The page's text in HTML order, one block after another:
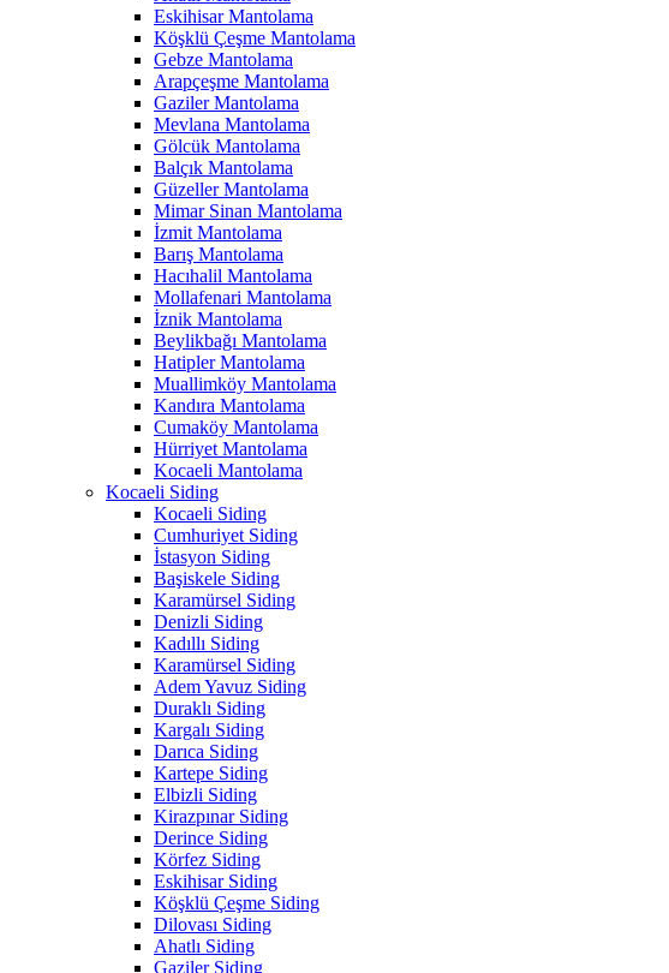
Eskihisar Mantolama
Köşklü Çeşme Mantolama
Gebze Mantolama
Arapçeşme Mantolama
Gaziler Mantolama
Mevlana Mantolama
Gölcük Mantolama
Balçık Mantolama
Güzeller Mantolama
Mimar Sinan Mantolama
İzmit Mantolama
Barış Mantolama
Hacıhalil Mantolama
Mollafenari Mantolama
İznik Mantolama
Beylikbağı Mantolama
Hatipler Mantolama
Muallimköy Mantolama
Kandıra Mantolama
Cumaköy Mantolama
Hürriyet Mantolama
Kocaeli Mantolama
Kocaeli Siding
Kocaeli Siding
Cumhuriyet Siding
İstasyon Siding
Başiskele Siding
Karamürsel Siding
Denizli Siding
Kadıllı Siding
Karamürsel Siding
Adem Yavuz Siding
Duraklı Siding
Kargalı Siding
Darıca Siding
Kartepe Siding
Elbizli Siding
Kirazpınar Siding
Derince Siding
Körfez Siding
Eskihisar Siding
Köşklü Çeşme Siding
Dilovası Siding
Ahatlı Siding
Gaziler Siding